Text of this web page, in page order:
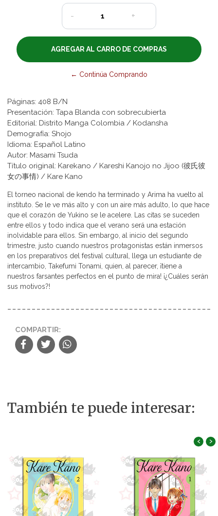
- +
← Continúa Comprando
Páginas: 408 B/N
Presentación: Tapa Blanda con sobrecubierta
Editorial: Distrito Manga Colombia / Kodansha
Demografía: Shojo
Idioma: Español Latino
Autor: Masami Tsuda
Título original: Karekano / Kareshi Kanojo no Jijoo (彼氏彼
女の事情) / Kare Kano
El torneo nacional de kendo ha terminado y Arima ha vuelto al
instituto. Se le ve más alto y con un aire más adulto, lo que hace
que el corazón de Yukino se le acelere. Las citas se suceden
entre ellos y todo indica que el verano será una estación
inolvidable para ellos. Sin embargo, al inicio del segundo
trimestre, justo cuando nuestros protagonistas están inmersos
en los preparativos del festival cultural, llega un estudiante de
intercambio, Takefumi Tonami, quien, al parecer, ¡tiene a
nuestros farsantes perfectos en el punto de mira! ¡¿Cuáles serán
sus motivos?!
COMPARTIR:
También te puede interesar:
‹ ›